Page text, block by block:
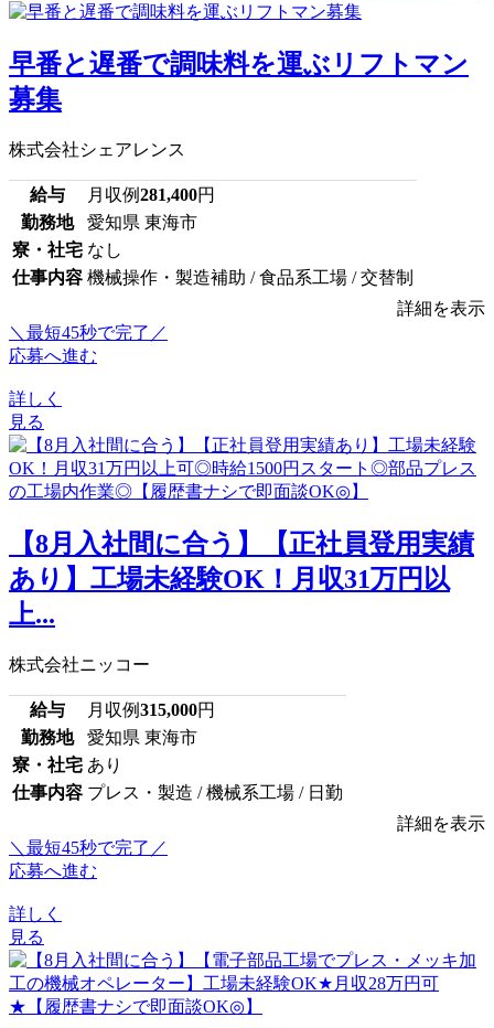
早番と遅番で調味料を運ぶリフトマン
募集
株式会社シェアレンス
給与 月収例281,400円
勤務地
愛知県 東海市
寮・社宅 なし
仕事内容 機械操作・製造補助 / 食品系工場 / 交替制
詳細を表示
＼最短45秒で完了／
応募へ進む
詳しく
見る
【8月入社間に合う】【正社員登用実績
あり】工場未経験OK！月収31万円以
上...
株式会社ニッコー
給与 月収例315,000円
勤務地
愛知県 東海市
寮・社宅 あり
仕事内容 プレス・製造 / 機械系工場 / 日勤
詳細を表示
＼最短45秒で完了／
応募へ進む
詳しく
見る